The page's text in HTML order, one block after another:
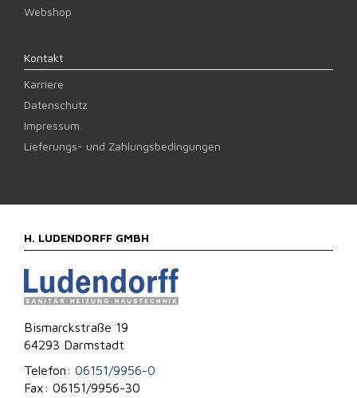
Webshop
Kontakt
Karriere
Datenschutz
Impressum
Lieferungs- und Zahlungsbedingungen
H. LUDENDORFF GMBH
Bismarckstraße 19
64293 Darmstadt
Telefon: 06151/9956-0
Fax: 06151/9956-30